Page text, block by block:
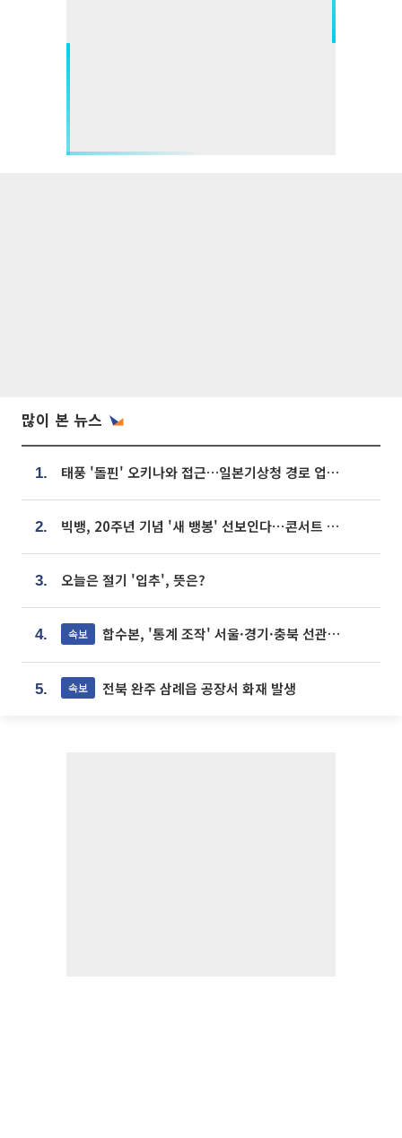
많이 본 뉴스
1. 태풍 '돌핀' 오키나와 접근…일본기상청 경로 업데이트
2. 빅뱅, 20주년 기념 '새 뱅봉' 선보인다⋯콘서트 앞두고 팝업 개최
3. 오늘은 절기 '입추', 뜻은?
4. 속보 합수본, '통계 조작' 서울·경기·충북 선관위 등 추가 압수수색
5. 속보 전북 완주 삼례읍 공장서 화재 발생